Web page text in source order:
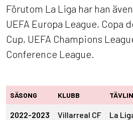
Förutom La Liga har han
UEFA Europa League, Copa
Cup, UEFA Champions
Conference League.
SÄSONG KLUBB
2022-2023 Villarreal CF La